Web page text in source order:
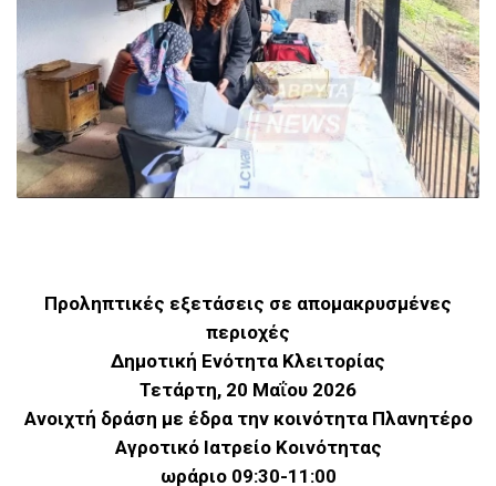
Προληπτικές εξετάσεις σε απομακρυσμένες
περιοχές
Δημοτική Ενότητα Κλειτορίας
Τετάρτη, 20 Μαΐου 2026
Ανοιχτή δράση με έδρα την κοινότητα Πλανητέρο
Αγροτικό Ιατρείο Κοινότητας
ωράριο 09:30-11:00